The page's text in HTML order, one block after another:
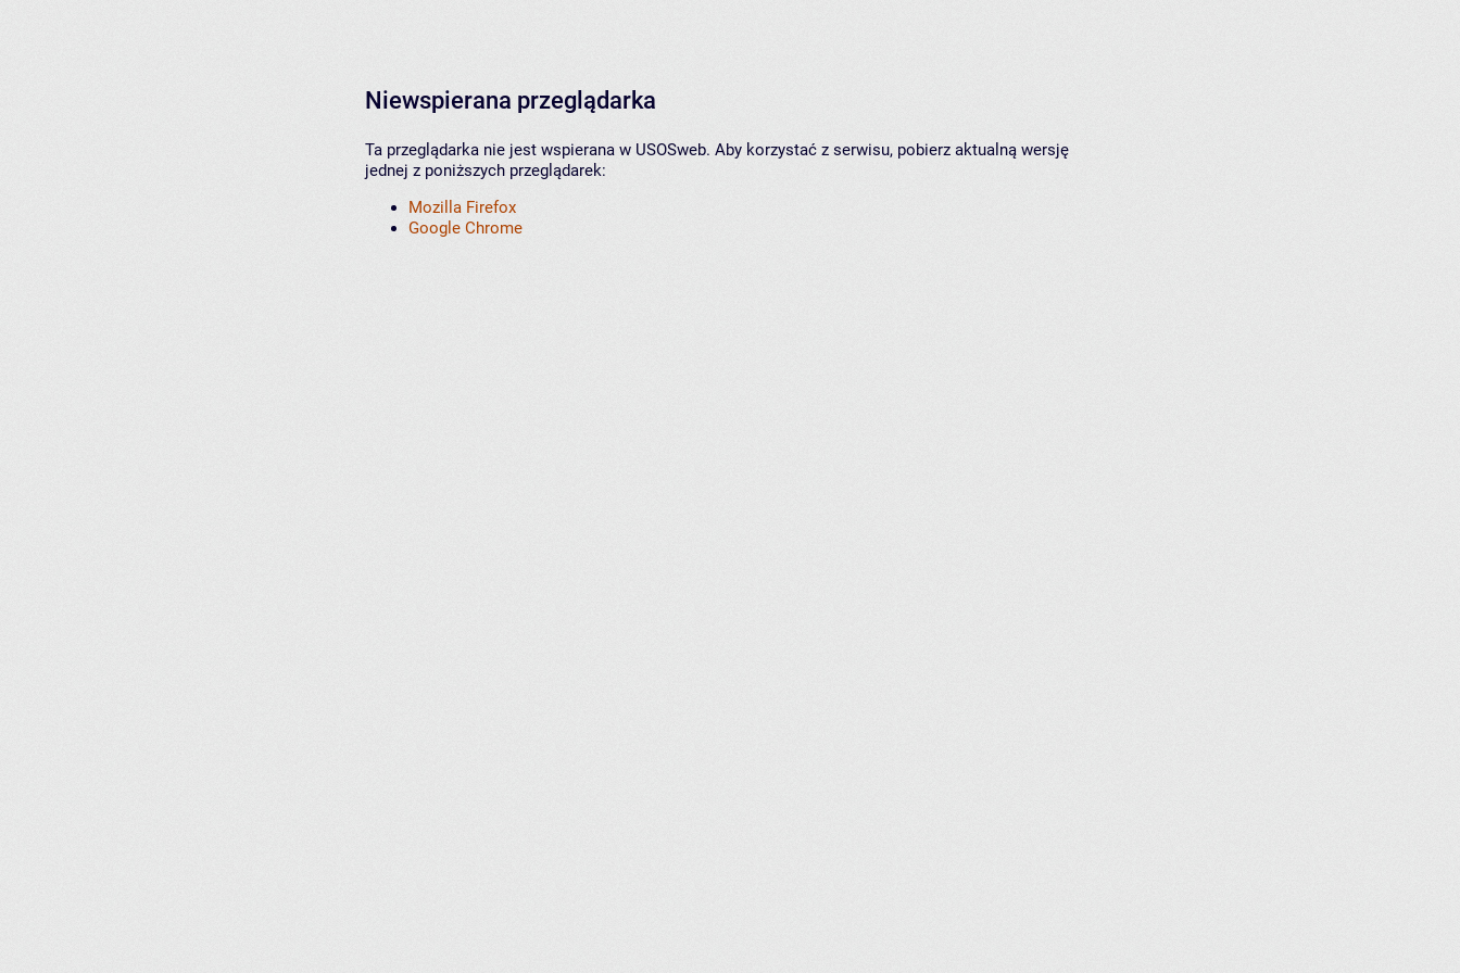
Niewspierana przeglądarka
Ta przeglądarka nie jest wspierana w USOSweb. Aby korzystać z serwisu, pobierz aktualną wersję
jednej z poniższych przeglądarek:
Mozilla Firefox
Google Chrome